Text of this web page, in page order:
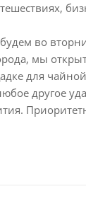
во
мы
для чайной
другое